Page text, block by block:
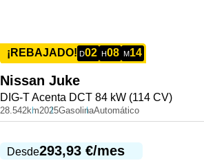
¡REBAJADO! D02 H08 M14
Nissan Juke
DIG-T Acenta DCT 84 kW (114 CV)
28.542km2025GasolinaAutomático
Desde293,93 €/mes